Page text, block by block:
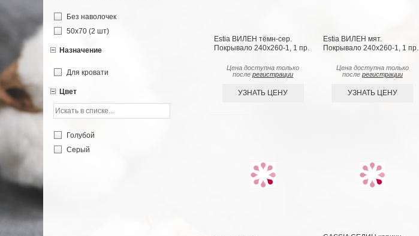
Estia ВИЛЕН тёмн-сер.
Покрывало 240х260-1, 1 пр.
Цена доступна только
послерегистрации
УЗНАТЬ ЦЕНУ
Estia ВИЛЕН мят.
Покрывало 240х260-1, 1 пр.
Цена доступна только
после регистрации
УЗНАТЬ ЦЕНУ
Без наволочек
50х70 (2 шт)
Назначение
Для кровати
Цвет
Голубой
Серый